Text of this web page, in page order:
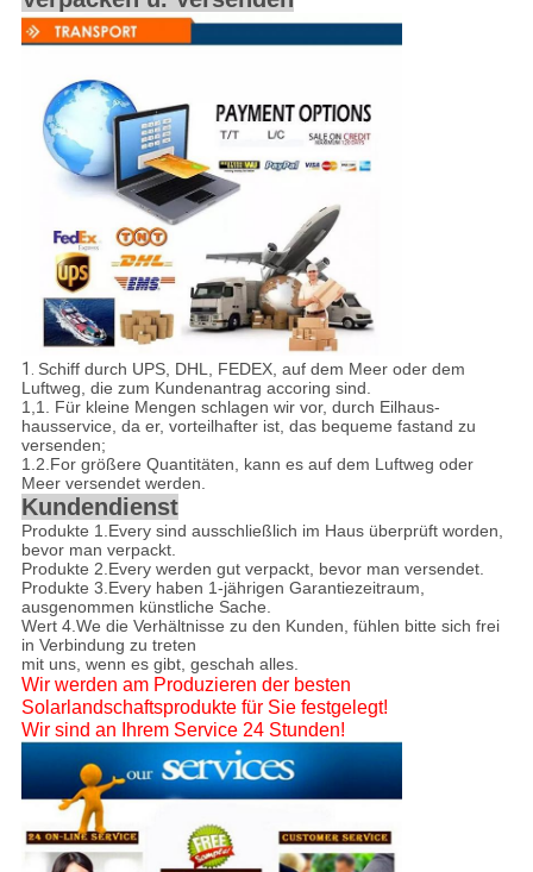
1. Schiff durch UPS, DHL, FEDEX, auf dem Meer oder dem
Luftweg, die zum Kundenantrag accoring sind.
1,1
Für kleine Mengen schlagen wir vor, durch Eilhaus-
hausservice, da er, vorteilhafter ist, das bequeme fastand zu
versenden;
1.2.For größere Quantitäten, kann es auf dem Luftweg oder
Meer versendet werden.
Kundendienst
Produkte 1.Every sind ausschließlich im Haus überprüft worden,
bevor man verpackt.
Produkte 2.Every werden gut verpackt, bevor man versendet.
Produkte 3.Every haben 1-jährigen Garantiezeitraum,
ausgenommen künstliche Sache.
Wert 4.We die Verhältnisse zu den Kunden, fühlen bitte sich frei
in Verbindung zu treten
mit uns, wenn es gibt, geschah alles.
Wir werden am Produzieren der besten
Solarlandschaftsprodukte für Sie festgelegt!
Wir sind an Ihrem Service 24 Stunden!